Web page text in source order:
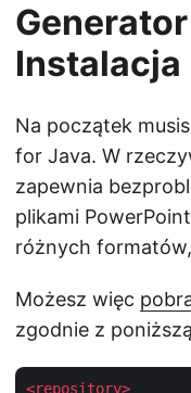
Na początek
for Java. W
zapewnia
plikami
różnych
Możesz więc
zgodnie z
<repository>